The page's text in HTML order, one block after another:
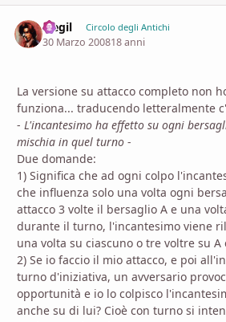
Siegil Circolo degli Antichi
30 Marzo 200818 anni
La versione su attacco completo non
funziona... traducendo letteralmente
- L'incantesimo ha effetto su ogni
mischia in quel turno -
Due domande:
1) Significa che ad ogni colpo
che influenza solo una volta ogni
attacco 3 volte il bersaglio A e una
durante il turno, l'incantesimo viene
una volta su ciascuno o tre voltre su A
2) Se io faccio il mio attacco, e poi
turno d'iniziativa, un avversario
opportunità e io lo colpisco
anche su di lui? Cioè con turno si